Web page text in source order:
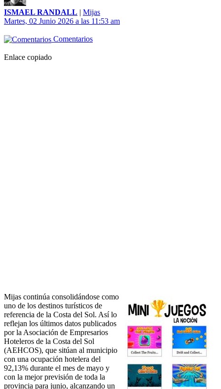
ISMAEL RANDALL | Mijas
Martes, 02 Junio 2026 a las 11:53 am
Comentarios
Enlace copiado
Mijas continúa consolidándose como
uno de los destinos turísticos de
referencia de la Costa del Sol. Así lo
reflejan los últimos datos publicados
por la Asociación de Empresarios
Hoteleros de la Costa del Sol
(AEHCOS), que sitúan al municipio
con una ocupación hotelera del
92,13% durante el mes de mayo y
con la mejor previsión de toda la
provincia para junio, alcanzando un